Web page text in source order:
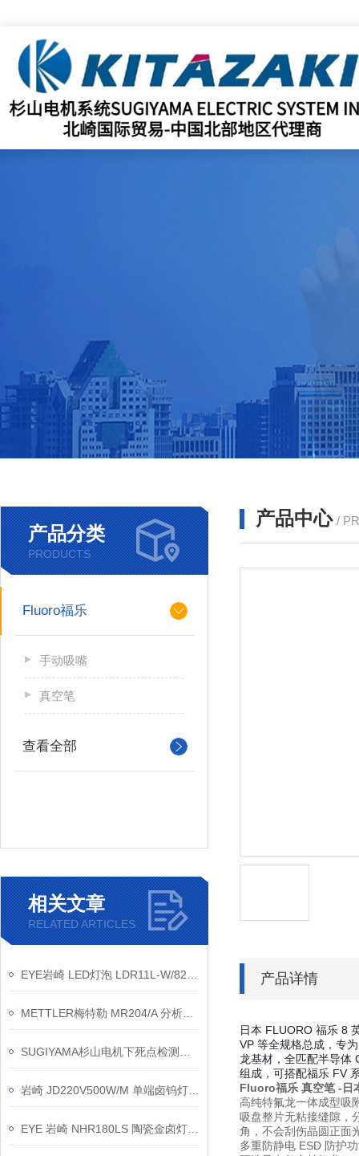
产品分类
PRODUCTS
Fluoro福乐
手动吸嘴
真空笔
查看全部
相关文章
RELATED ARTICLES
产品中心 /
产品详情
日本 FLUORO 福乐 8
VP 等全规格总成，专
龙基材，全匹配半导体
组成，可搭配福乐 FV
Fluoro福乐 真空笔 - 日
高纯特氟龙一体成型吸
吸盘整片无粘接缝隙，
角，不会刮伤晶圆正面
多重防静电 ESD 防护